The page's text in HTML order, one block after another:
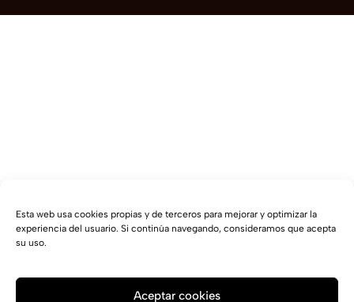
Esta web usa cookies propias y de terceros para mejorar y optimizar la
experiencia del usuario. Si continúa navegando, consideramos que acepta
su uso.
Aceptar cookies